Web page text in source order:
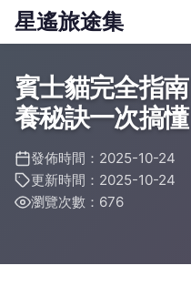
星遙旅途集
賓士貓完全指
養秘訣一次搞懂
發佈時間：2025-10-24
更新時間：2025-10-24
瀏覽次數：676